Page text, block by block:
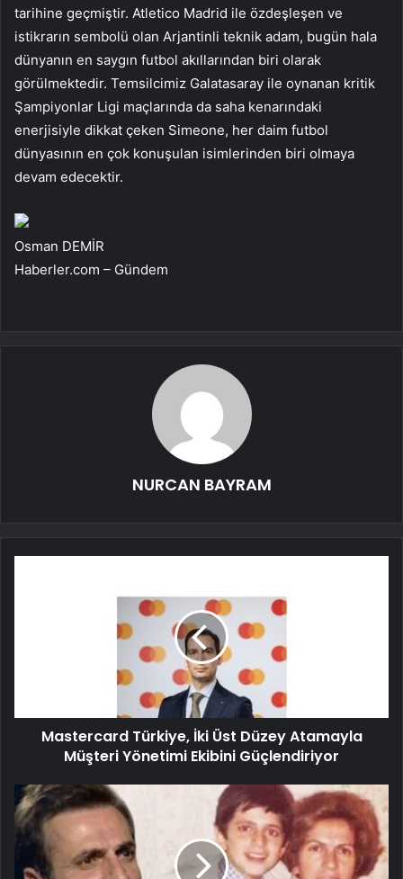
tarihine geçmiştir. Atletico Madrid ile özdeşleşen ve
istikrarın sembolü olan Arjantinli teknik adam, bugün hala
dünyanın en saygın futbol akıllarından biri olarak
görülmektedir. Temsilcimiz Galatasaray ile oynanan kritik
Şampiyonlar Ligi maçlarında da saha kenarındaki
enerjisiyle dikkat çeken Simeone, her daim futbol
dünyasının en çok konuşulan isimlerinden biri olmaya
devam edecektir.
Osman DEMİR
Haberler.com – Gündem
NURCAN BAYRAM
Mastercard Türkiye, İki Üst Düzey Atamayla
Müşteri Yönetimi Ekibini Güçlendiriyor